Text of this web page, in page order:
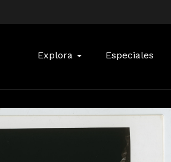
Explora Especiales